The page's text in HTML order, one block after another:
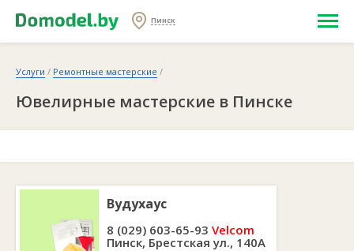
Пинск
Услуги / Ремонтные мастерские /
Ювелирные мастерские в Пинске
Вудухаус
8 (029) 603-65-93 Velcom
Пинск, Брестская ул., 140А